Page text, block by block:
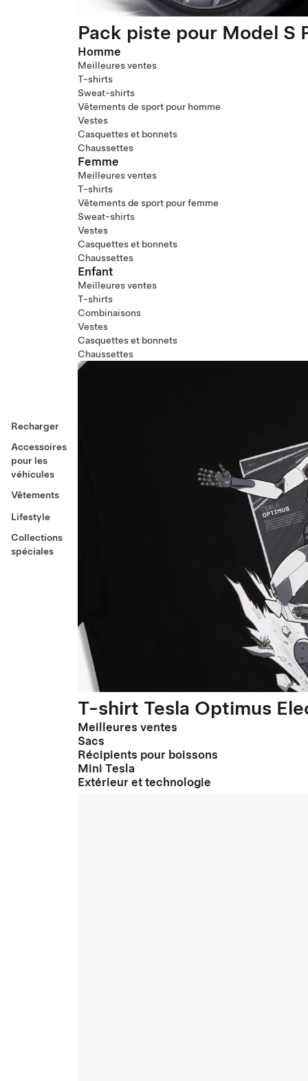
Recharger
Accessoires
pour les
véhicules
Vêtements
Lifestyle
Collections
spéciales
Pack piste pour Model S
Homme
Meilleures ventes
T-shirts
Sweat-shirts
Vêtements de sport pour homme
Vestes
Casquettes et bonnets
Chaussettes
Femme
Meilleures ventes
T-shirts
Vêtements de sport pour femme
Sweat-shirts
Vestes
Casquettes et bonnets
Chaussettes
Enfant
Meilleures ventes
T-shirts
Combinaisons
Vestes
Casquettes et bonnets
Chaussettes
T-shirt Tesla Optimus
Meilleures ventes
Sacs
Récipients pour boissons
Mini Tesla
Extérieur et technologie